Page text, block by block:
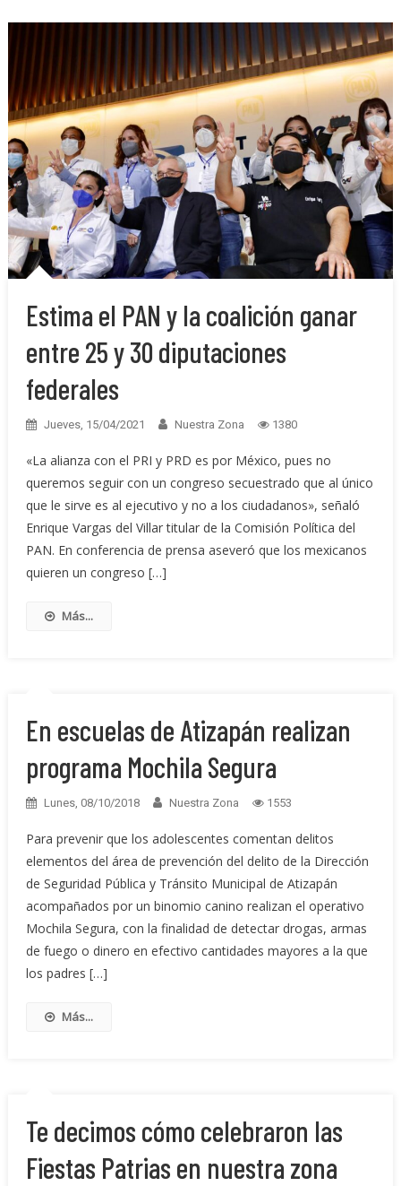
Estima el PAN y la coalición ganar
entre 25 y 30 diputaciones
federales
Jueves, 15/04/2021 Nuestra Zona 1380
«La alianza con el PRI y PRD es por México, pues no
queremos seguir con un congreso secuestrado que al único
que le sirve es al ejecutivo y no a los ciudadanos», señaló
Enrique Vargas del Villar titular de la Comisión Política del
PAN. En conferencia de prensa aseveró que los mexicanos
quieren un congreso […]
Más...
En escuelas de Atizapán realizan
programa Mochila Segura
Lunes, 08/10/2018 Nuestra Zona 1553
Para prevenir que los adolescentes comentan delitos
elementos del área de prevención del delito de la Dirección
de Seguridad Pública y Tránsito Municipal de Atizapán
acompañados por un binomio canino realizan el operativo
Mochila Segura, con la finalidad de detectar drogas, armas
de fuego o dinero en efectivo cantidades mayores a la que
los padres […]
Más...
Te decimos cómo celebraron las
Fiestas Patrias en nuestra zona